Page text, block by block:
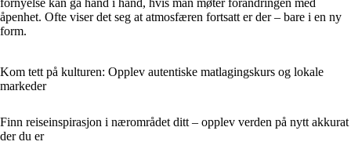
fornyelse kan gå hånd i hånd, hvis man møter forandringen med
åpenhet. Ofte viser det seg at atmosfæren fortsatt er der – bare i en ny
form.
Kom tett på kulturen: Opplev autentiske matlagingskurs og lokale
markeder
Finn reiseinspirasjon i nærområdet ditt – opplev verden på nytt akkurat
der du er